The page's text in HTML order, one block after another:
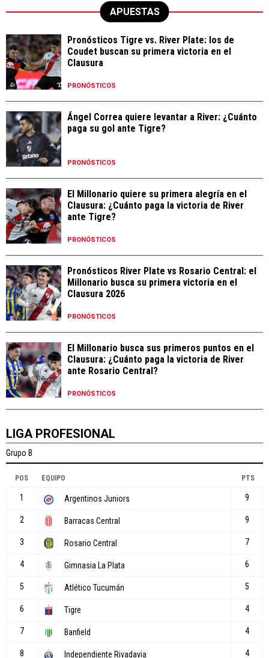
APUESTAS
Pronósticos Tigre vs. River Plate: los de
Coudet buscan su primera victoria en el
Clausura
PRONÓSTICOS
Ángel Correa quiere levantar a River: ¿Cuánto
paga su gol ante Tigre?
PRONÓSTICOS
El Millonario quiere su primera alegría en el
Clausura: ¿Cuánto paga la victoria de River
ante Tigre?
PRONÓSTICOS
Pronósticos River Plate vs Rosario Central: el
Millonario busca su primera victoria en el
Clausura 2026
PRONÓSTICOS
El Millonario busca sus primeros puntos en el
Clausura: ¿Cuánto paga la victoria de River
ante Rosario Central?
PRONÓSTICOS
LIGA PROFESIONAL